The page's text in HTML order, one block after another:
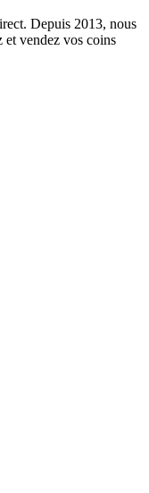
Depuis 2013, nous
et vendez vos coins